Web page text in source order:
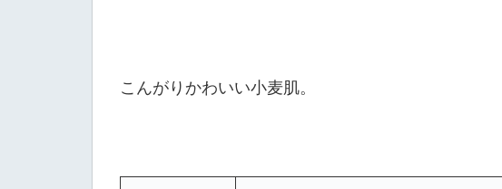
こんがりかわいい小麦肌。